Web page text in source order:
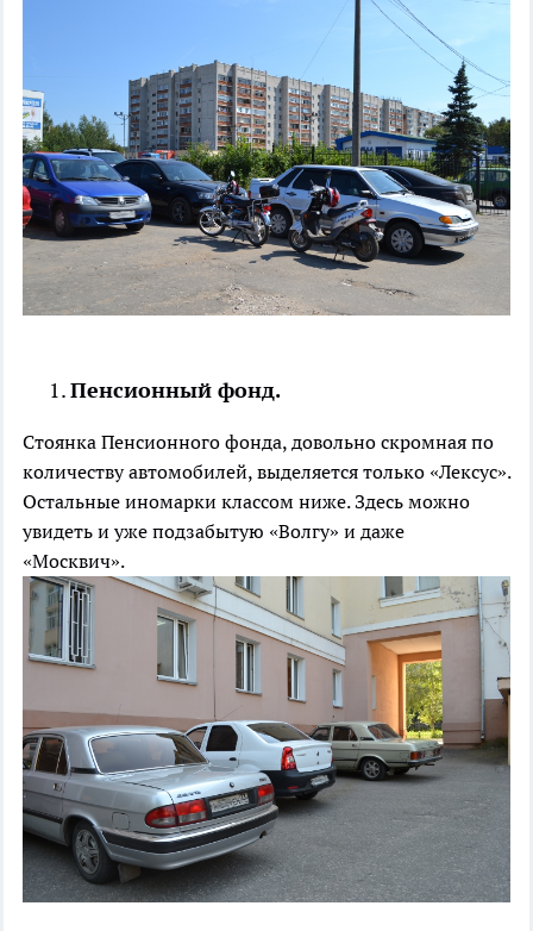
Пенсионный фонд.
Стоянка Пенсионного фонда, довольно скромная по
количеству автомобилей, выделяется только «Лексус».
Остальные иномарки классом ниже. Здесь можно
увидеть и уже подзабытую «Волгу» и даже
«Москвич».